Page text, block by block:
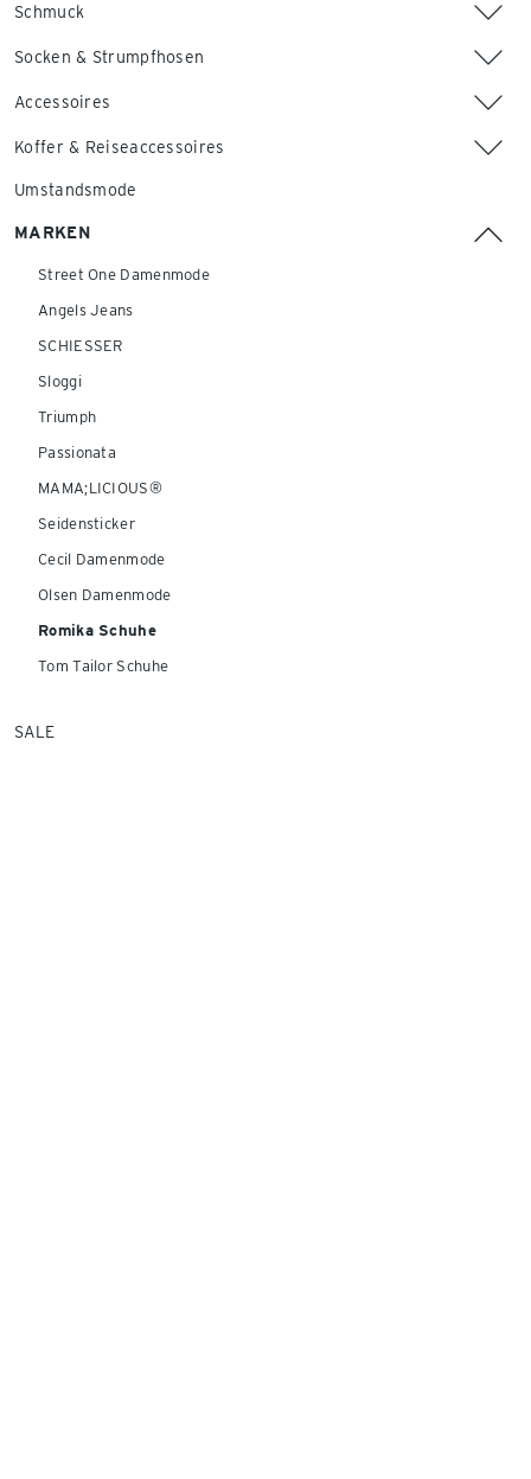
Schmuck
Socken & Strumpfhosen
Accessoires
Koffer & Reiseaccessoires
Umstandsmode
MARKEN
Street One Damenmode
Angels Jeans
SCHIESSER
Sloggi
Triumph
Passionata
MAMA;LICIOUS®
Seidensticker
Cecil Damenmode
Olsen Damenmode
Romika Schuhe
Tom Tailor Schuhe
SALE